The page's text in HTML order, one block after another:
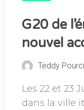
G20 de
nouvel
Teddy
Les 22 et 23
dans la ville